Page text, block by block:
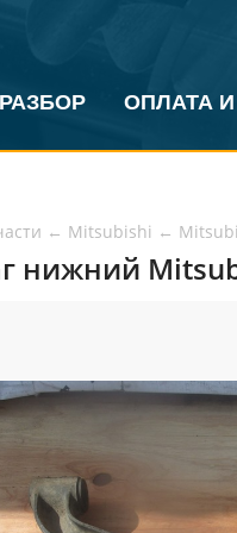
ОПЛАТА
← Mitsubishi ←
нижний